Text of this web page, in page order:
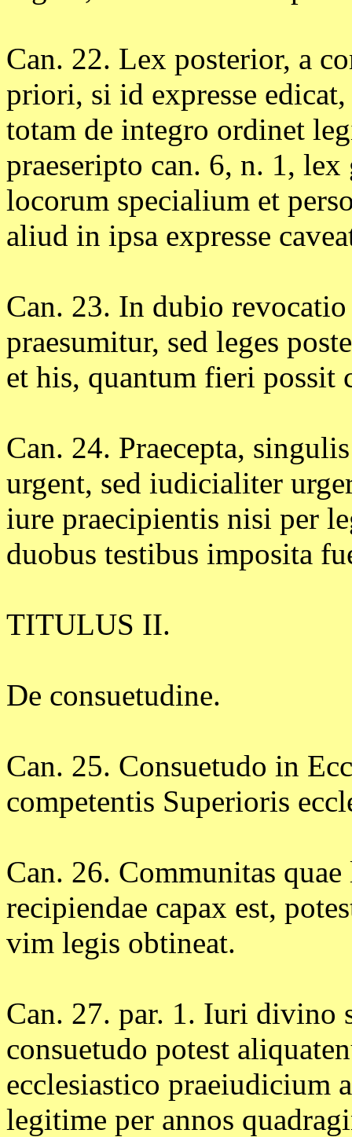
Can. 22. Lex posterior, a
priori, si id expresse
totam de integro ordinet
praeseripto can. 6, n. 1,
locorum specialium et
aliud in ipsa expresse
Can. 23. In dubio
praesumitur, sed leges
et his, quantum fieri possit
Can. 24. Praecepta,
urgent, sed iudicialiter
iure praecipientis nisi per
duobus testibus imposita
TITULUS II.
De consuetudine.
Can. 25. Consuetudo in
competentis Superioris
Can. 26. Communitas
recipiendae capax est,
vim legis obtineat.
Can. 27. par. 1. Iuri divino
consuetudo potest
ecclesiastico praeiudicium
legitime per annos